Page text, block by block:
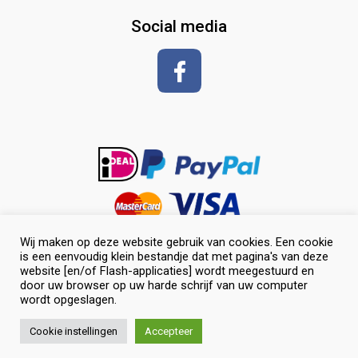
vlechten en toiletteren
Social media
makendoor Chuck's
Wij maken op deze website gebruik van cookies. Een cookie
is een eenvoudig klein bestandje dat met pagina's van deze
website [en/of Flash-applicaties] wordt meegestuurd en
door uw browser op uw harde schrijf van uw computer
wordt opgeslagen.
Cookie instellingen Accepteer